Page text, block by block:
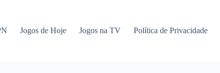
Jogos de Hoje Jogos na TV Política de Privacidade